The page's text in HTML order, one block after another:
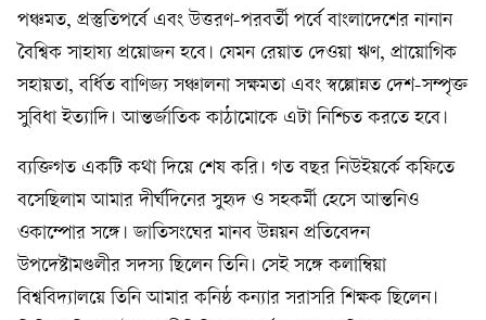
পঞ্চমত, প্রস্তুতিপর্বে এবং উত্তরণ-পরবর্তী পর্বে বাংলাদেশের নানান
বৈশ্বিক সাহায‍্য প্রয়োজন হবে। যেমন রেয়াত দেওয়া ঋণ, প্রায়োগিক
সহায়তা, বর্ধিত বাণিজ‍্য সঞ্চালনা সক্ষমতা এবং স্বল্পোন্নত দেশ-সম্পৃক্ত
সুবিধা ইত‍্যাদি। আন্তর্জাতিক কাঠামোকে এটা নিশ্চিত করতে হবে।
ব্যক্তিগত একটি কথা দিয়ে শেষ করি। গত বছর নিউইয়র্কে কফিতে
বসেছিলাম আমার দীর্ঘদিনের সুহৃদ ও সহকর্মী হেসে আন্তনিও
ওকাম্পোর সঙ্গে। জাতিসংঘের মানব উন্নয়ন প্রতিবেদন
উপদেষ্টামণ্ডলীর সদস‍্য ছিলেন তিনি। সেই সঙ্গে কলাম্বিয়া
বিশ্ববিদ্যালয়ে তিনি আমার কনিষ্ঠ কন‍্যার সরাসরি শিক্ষক ছিলেন।